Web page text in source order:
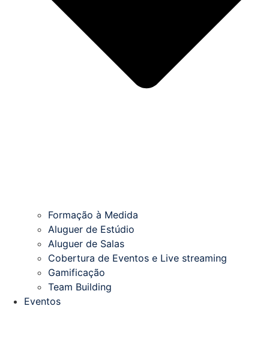
Formação à Medida
Aluguer de Estúdio
Aluguer de Salas
Cobertura de Eventos e Live streaming
Gamificação
Team Building
Eventos